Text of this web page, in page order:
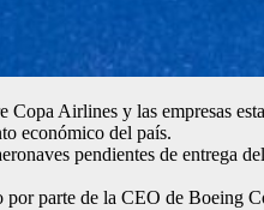
Airlines y las empresas
económico del país.
pendientes de entrega
parte de la CEO de Boeing